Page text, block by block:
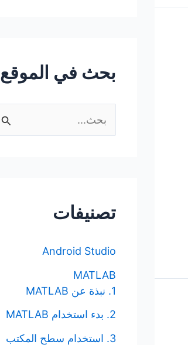
بحث في الموقع
ل
ع
تصنيفات
Android Studio
MATLAB
1. نبذة عن MATLAB
2. بدء استخدام MATLAB
3. استخدام سطح المكتب